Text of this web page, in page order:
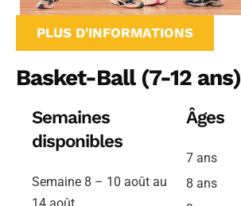
PLUS D'INFORMATIONS
Basket-Ball (7-12 ans)
Semaines
disponibles
Semaine 8 – 10 août au
14 août
Âges
7 ans
8 ans